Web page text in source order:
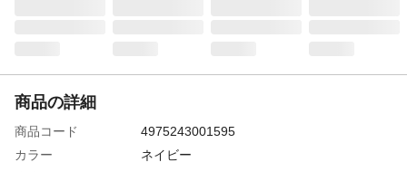
商品の詳細
商品コード
4975243001595
カラー
ネイビー